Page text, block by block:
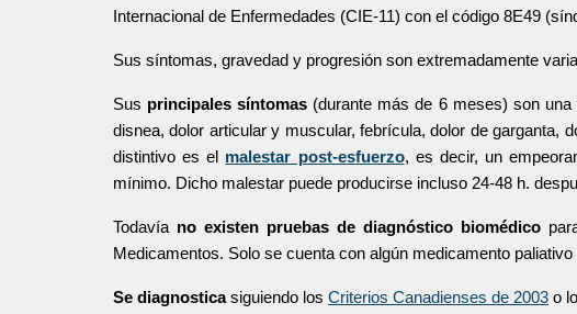
Internacional de Enfermedades (CIE-11) con el código 8E49
Sus síntomas, gravedad y progresión son extremadamente
︎Sus principales síntomas (durante más de 6 meses) son una
disnea, dolor articular y muscular, febrícula, dolor de garganta,
distintivo es el malestar post-esfuerzo, es decir, un
mínimo. Dicho malestar puede producirse incluso 24-48 h.
︎Todavía no existen pruebas de diagnóstico biomédico
Medicamentos. Solo se cuenta con algún medicamento
Se diagnosticasiguiendo los Criterios Canadienses de 2003o